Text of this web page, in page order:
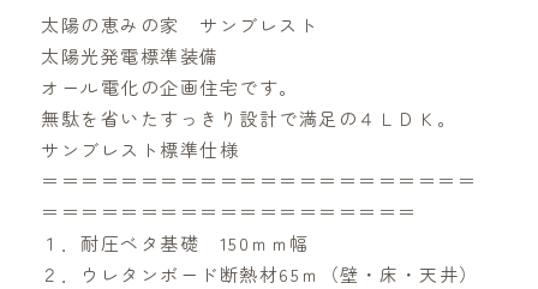
太陽の恵みの家 サンブレスト
太陽光発電標準装備
オール電化の企画住宅です。
無駄を省いたすっきり設計で満足の４ＬＤＫ。
サンブレスト標準仕様
＝＝＝＝＝＝＝＝＝＝＝＝＝＝＝＝＝＝＝＝＝＝
＝＝＝＝＝＝＝＝＝＝＝＝＝＝＝＝＝＝＝
１．耐圧ベタ基礎 150ｍｍ幅
２．ウレタンボード断熱材65ｍ（壁・床・天井）